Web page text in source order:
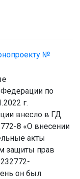
№
по
г.
внесло в ГД
8 «О внесении
акты
защиты прав
он был